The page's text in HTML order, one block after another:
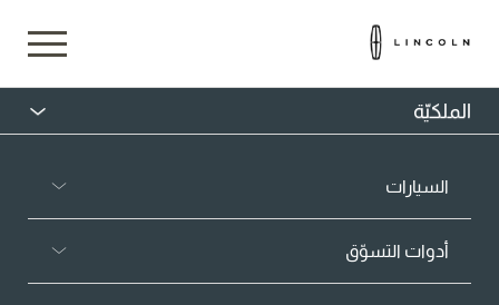
الملكيّة
السيارات
أدوات التسوّق